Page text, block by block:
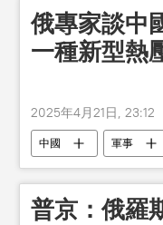
俄專家談中
一種新型熱
2025年4月21日, 23:12
中國 軍事
普京：俄羅